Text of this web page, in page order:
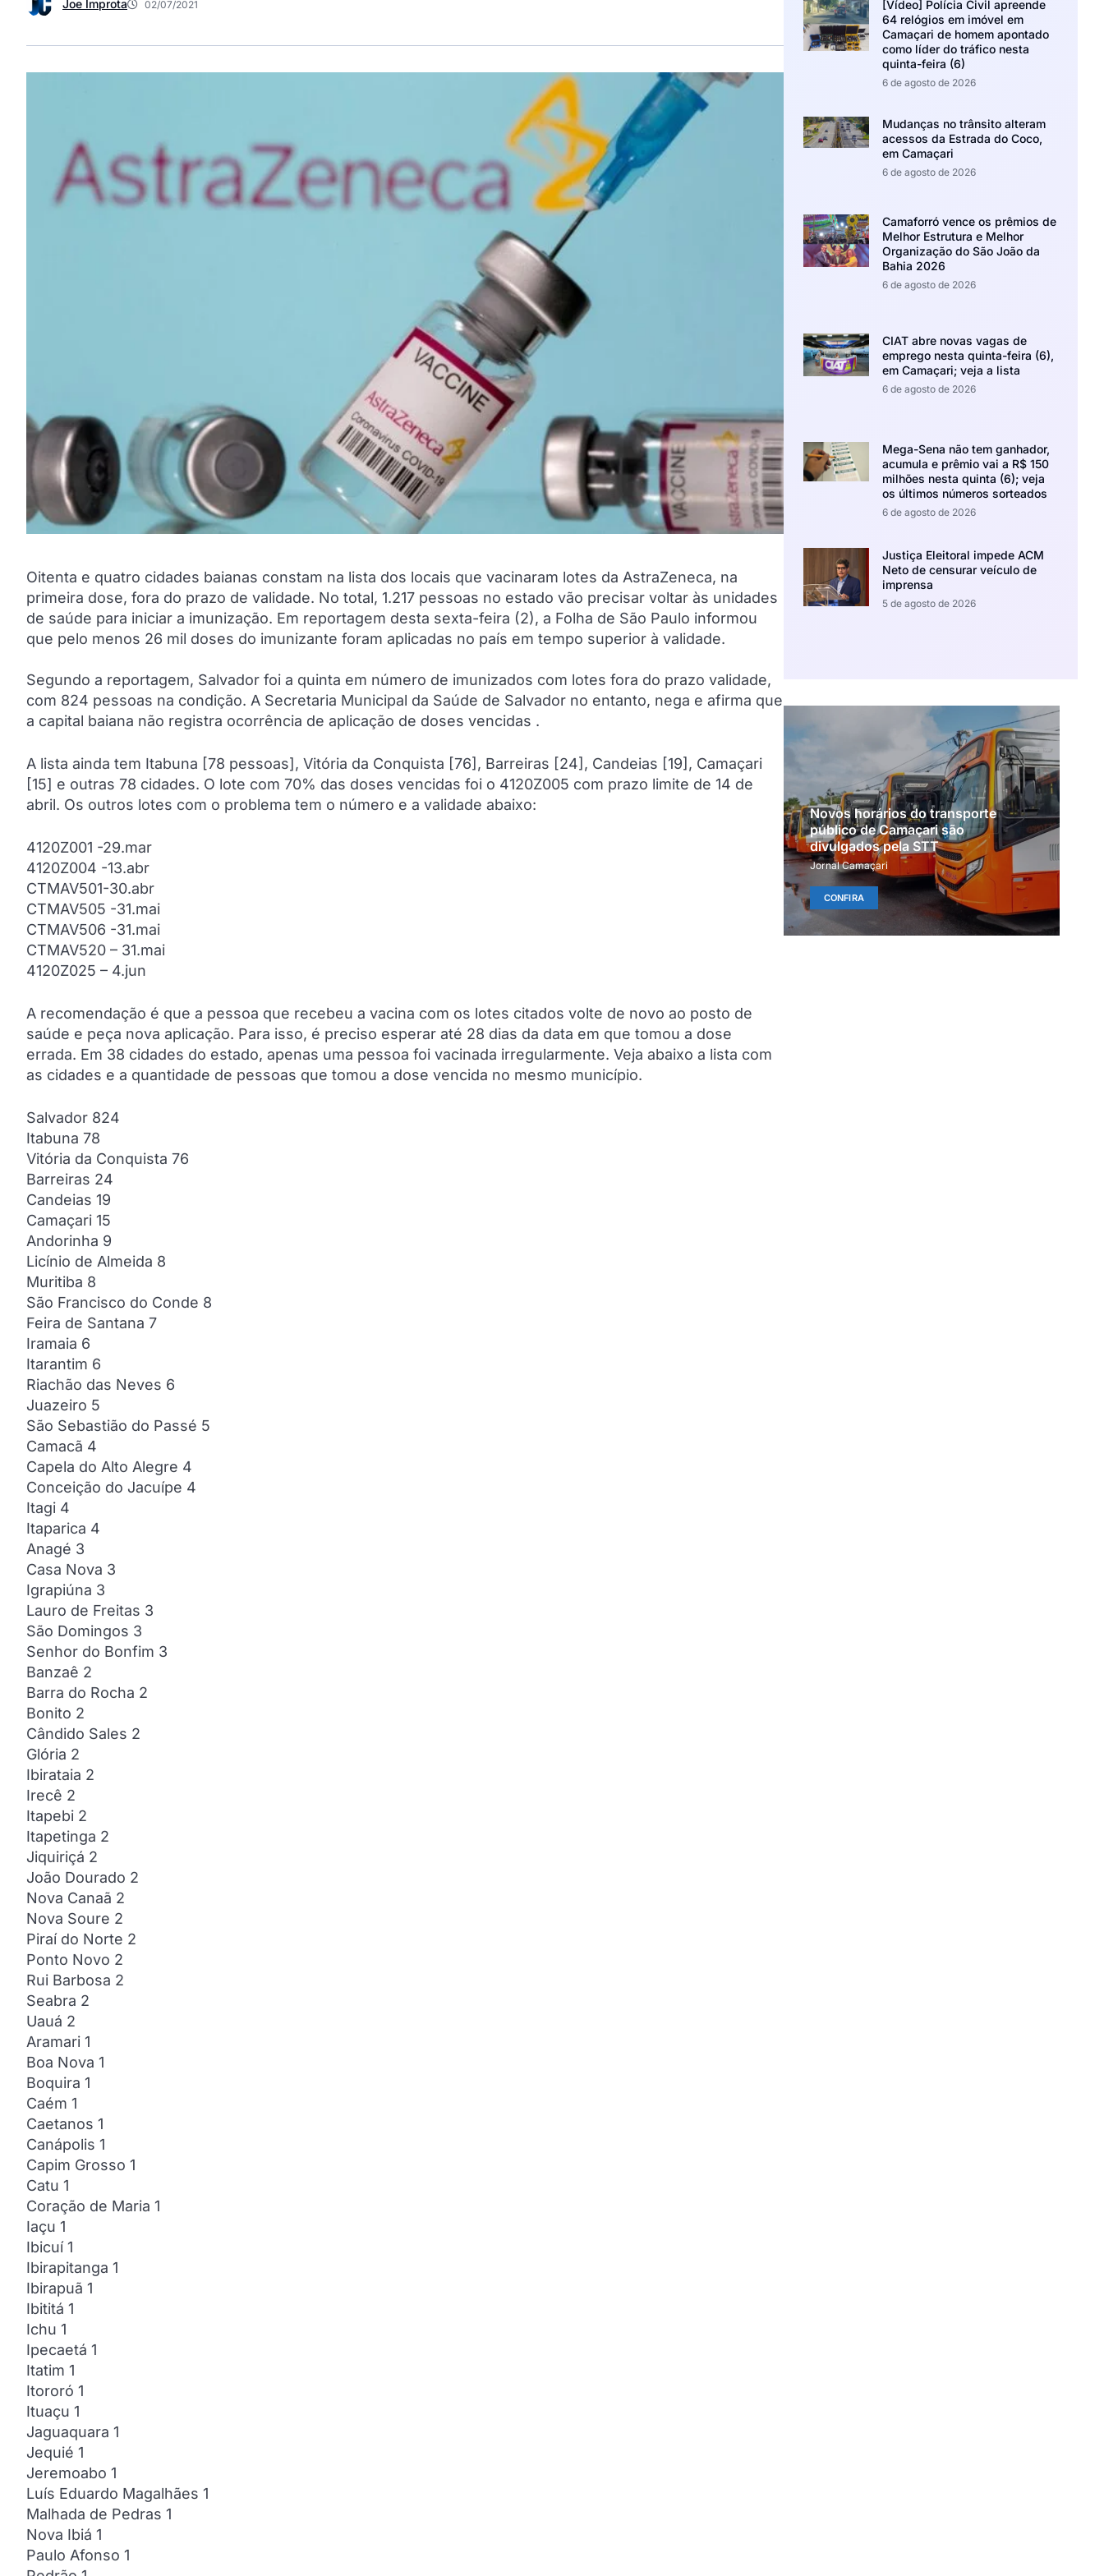
Joe Improta 02/07/2021
Oitenta e quatro cidades baianas constam na lista dos locais que vacinaram lotes da AstraZeneca, na
primeira dose, fora do prazo de validade. No total, 1.217 pessoas no estado vão precisar voltar às unidades
de saúde para iniciar a imunização. Em reportagem desta sexta-feira (2), a Folha de São Paulo informou
que pelo menos 26 mil doses do imunizante foram aplicadas no país em tempo superior à validade.
Segundo a reportagem, Salvador foi a quinta em número de imunizados com lotes fora do prazo validade,
com 824 pessoas na condição. A Secretaria Municipal da Saúde de Salvador no entanto, nega e afirma que
a capital baiana não registra ocorrência de aplicação de doses vencidas .
A lista ainda tem Itabuna [78 pessoas], Vitória da Conquista [76], Barreiras [24], Candeias [19], Camaçari
[15] e outras 78 cidades. O lote com 70% das doses vencidas foi o 4120Z005 com prazo limite de 14 de
abril. Os outros lotes com o problema tem o número e a validade abaixo:
4120Z001 -29.mar
4120Z004 -13.abr
CTMAV501-30.abr
CTMAV505 -31.mai
CTMAV506 -31.mai
CTMAV520 – 31.mai
4120Z025 – 4.jun
A recomendação é que a pessoa que recebeu a vacina com os lotes citados volte de novo ao posto de
saúde e peça nova aplicação. Para isso, é preciso esperar até 28 dias da data em que tomou a dose
errada. Em 38 cidades do estado, apenas uma pessoa foi vacinada irregularmente. Veja abaixo a lista com
as cidades e a quantidade de pessoas que tomou a dose vencida no mesmo município.
Salvador 824
Itabuna 78
Vitória da Conquista 76
Barreiras 24
Candeias 19
Camaçari 15
Andorinha 9
Licínio de Almeida 8
Muritiba 8
São Francisco do Conde 8
Feira de Santana 7
Iramaia 6
Itarantim 6
Riachão das Neves 6
Juazeiro 5
São Sebastião do Passé 5
Camacã 4
Capela do Alto Alegre 4
Conceição do Jacuípe 4
Itagi 4
Itaparica 4
Anagé 3
Casa Nova 3
Igrapiúna 3
Lauro de Freitas 3
São Domingos 3
Senhor do Bonfim 3
Banzaê 2
Barra do Rocha 2
Bonito 2
Cândido Sales 2
Glória 2
Ibirataia 2
Irecê 2
Itapebi 2
Itapetinga 2
Jiquiriçá 2
João Dourado 2
Nova Canaã 2
Nova Soure 2
Piraí do Norte 2
Ponto Novo 2
Rui Barbosa 2
Seabra 2
Uauá 2
Aramari 1
Boa Nova 1
Boquira 1
Caém 1
Caetanos 1
Canápolis 1
Capim Grosso 1
Catu 1
Coração de Maria 1
Iaçu 1
Ibicuí 1
Ibirapitanga 1
Ibirapuã 1
Ibititá 1
Ichu 1
Ipecaetá 1
Itatim 1
Itororó 1
Ituaçu 1
Jaguaquara 1
Jequié 1
Jeremoabo 1
Luís Eduardo Magalhães 1
Malhada de Pedras 1
Nova Ibiá 1
Paulo Afonso 1
[Vídeo] Polícia Civil apreende
64 relógios em imóvel em
Camaçari de homem apontado
como líder do tráfico nesta
quinta-feira (6)
6 de agosto de 2026
Mudanças no trânsito alteram
acessos da Estrada do Coco,
em Camaçari
6 de agosto de 2026
Camaforró vence os prêmios de
Melhor Estrutura e Melhor
Organização do São João da
Bahia 2026
6 de agosto de 2026
CIAT abre novas vagas de
emprego nesta quinta-feira (6),
em Camaçari; veja a lista
6 de agosto de 2026
Mega-Sena não tem ganhador,
acumula e prêmio vai a R$ 150
milhões nesta quinta (6); veja
os últimos números sorteados
6 de agosto de 2026
Justiça Eleitoral impede ACM
Neto de censurar veículo de
imprensa
5 de agosto de 2026
Novos horários do transporte
público de Camaçari são
divulgados pela STT
Jornal Camaçari
CONFIRA